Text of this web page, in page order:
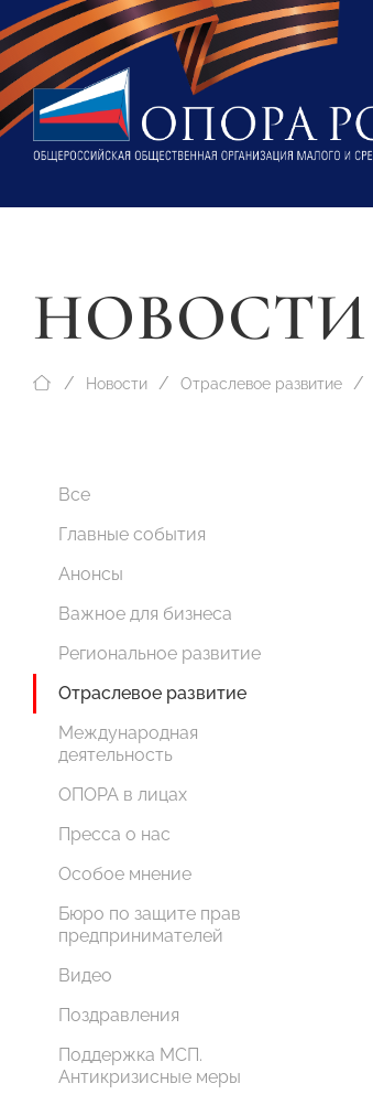
НОВОСТИ
Новости Отраслевое развитие
Все
Главные события
Анонсы
Важное для бизнеса
Региональное развитие
Отраслевое развитие
Международная
деятельность
ОПОРА в лицах
Пресса о нас
Особое мнение
Бюро по защите прав
предпринимателей
Видео
Поздравления
Поддержка МСП.
Антикризисные меры